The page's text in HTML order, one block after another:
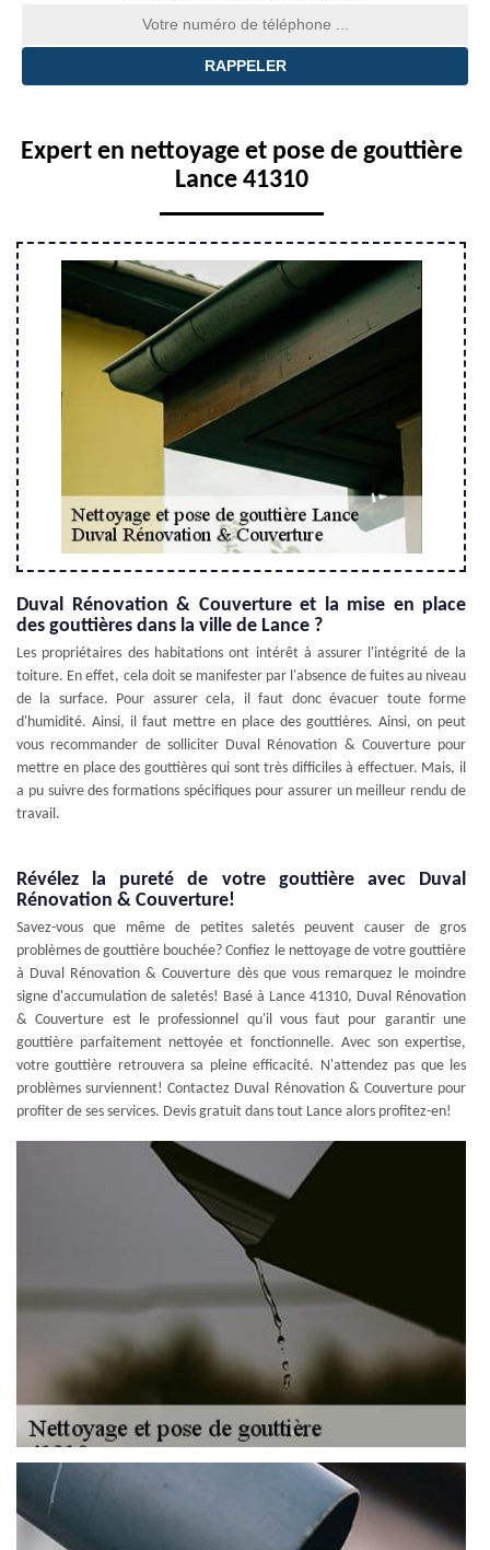
Expert en nettoyage et pose de gouttière
Lance 41310
Duval Rénovation & Couverture et la mise en place
des gouttières dans la ville de Lance ?
Les propriétaires des habitations ont intérêt à assurer l'intégrité de la
toiture. En effet, cela doit se manifester par l'absence de fuites au niveau
de la surface. Pour assurer cela, il faut donc évacuer toute forme
d'humidité. Ainsi, il faut mettre en place des gouttières. Ainsi, on peut
vous recommander de solliciter Duval Rénovation & Couverture pour
mettre en place des gouttières qui sont très difficiles à effectuer. Mais, il
a pu suivre des formations spécifiques pour assurer un meilleur rendu de
travail.
Révélez la pureté de votre gouttière avec Duval
Rénovation & Couverture!
Savez-vous que même de petites saletés peuvent causer de gros
problèmes de gouttière bouchée? Confiez le nettoyage de votre gouttière
à Duval Rénovation & Couverture dès que vous remarquez le moindre
signe d'accumulation de saletés! Basé à Lance 41310, Duval Rénovation
& Couverture est le professionnel qu'il vous faut pour garantir une
gouttière parfaitement nettoyée et fonctionnelle. Avec son expertise,
votre gouttière retrouvera sa pleine efficacité. N'attendez pas que les
problèmes surviennent! Contactez Duval Rénovation & Couverture pour
profiter de ses services. Devis gratuit dans tout Lance alors profitez-en!